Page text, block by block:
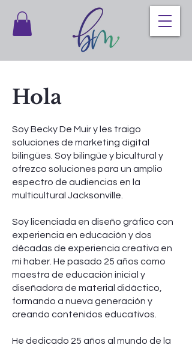
Hola
Soy Becky De Muir y les traigo
soluciones de marketing digital
bilingües. Soy bilingüe y bicultural y
ofrezco soluciones para un amplio
espectro de audiencias en la
multicultural Jacksonville.
Soy licenciada en diseño gráfico con
experiencia en educación y dos
décadas de experiencia creativa en
mi haber. He pasado 25 años como
maestra de educación inicial y
diseñadora de material didáctico,
formando a nueva generación y
creando contenidos educativos.
He dedicado 25 años al mundo de la